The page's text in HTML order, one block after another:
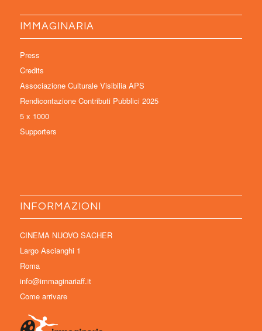
IMMAGINARIA
Press
Credits
Associazione Culturale Visibilia APS
Rendicontazione Contributi Pubblici 2025
5 x 1000
Supporters
INFORMAZIONI
CINEMA NUOVO SACHER
Largo Ascianghi 1
Roma
info@immaginariaff.it
Come arrivare